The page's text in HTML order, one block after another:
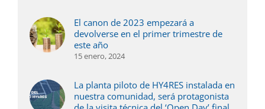
El canon de 2023 empezará a
devolverse en el primer trimestre de
este año
15 enero, 2024
La planta piloto de HY4RES instalada en
nuestra comunidad, será protagonista